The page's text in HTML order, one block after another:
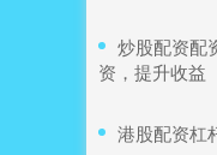
炒股配资配
资，提升收益
港股配资杠